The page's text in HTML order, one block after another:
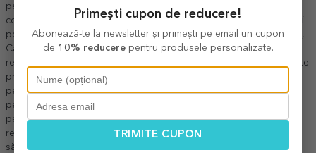
pentru adolescenti
Cadouri pentru adolescenți
Cadouri pentru
colegă
Cadouri pentru nepoată ,Cadouri pentru noi doi
Cadouri
pentru prietenă,Cadouri pentru profesoară,Cadouri pentru sefă ,
Cadouri pentru soră,Cadouri pentru soție,Cadouri pentru zile
reci
Cani personalizate
promo ,Recomandările noastre
personalizate pentru adulți,Căni Girls' Power,Căni ceramice
personalizate ,Căni personalizate pentru ea
pentru ea,Căni personalizate cu text,Cadouri personalizate la
reducere
Căni ceramice colorate pe toartă și interior
săptămânale
Primești cupon de reducere!
Abonează-te la newsletter și primești pe email un cupon
de 10% reducerepentru produsele personalizate.
TRIMITE CUPON